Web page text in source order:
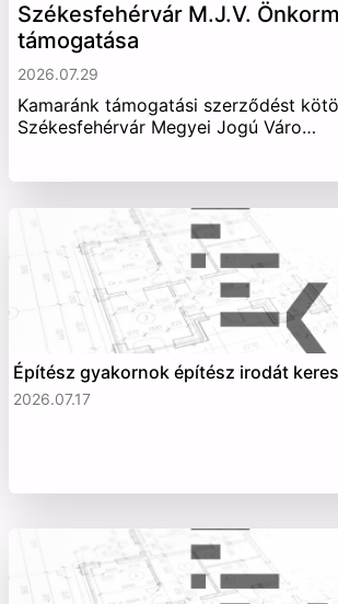
Székesfehérvár M.J.V.
támogatása
2026.07.29
Kamaránk támogatási szerződést
Székesfehérvár Megyei Jogú Váro…
Építész gyakornok építész irodát
2026.07.17